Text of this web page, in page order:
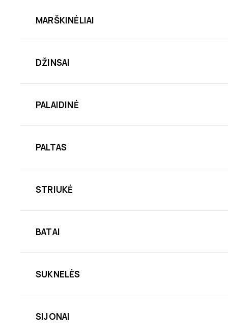
MARŠKINĖLIAI
DŽINSAI
PALAIDINĖ
PALTAS
STRIUKĖ
BATAI
SUKNELĖS
SIJONAI